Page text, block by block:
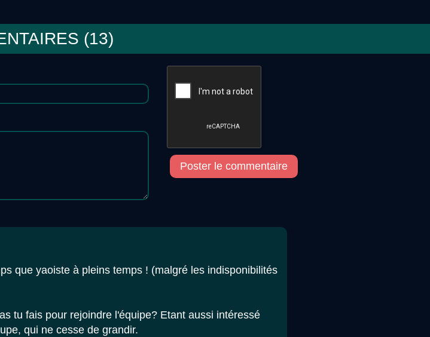
(13)
Poster le commentaire
que yaoiste à pleins temps ! (malgré les indisponibilités
tu fais pour rejoindre l'équipe? Etant aussi intéressé
qui ne cesse de grandir.